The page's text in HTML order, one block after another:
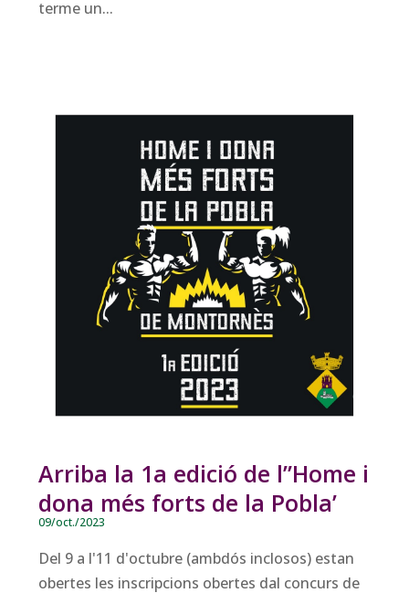
terme un...
Arriba la 1a edició de l”Home i
dona més forts de la Pobla’
09/oct./2023
Del 9 a l'11 d'octubre (ambdós inclosos) estan
obertes les inscripcions obertes dal concurs de